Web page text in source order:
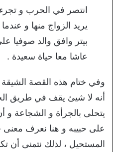
انتصر في الحرب و تجرء
يريد الزواج منها و
بيتر وافق والد صوفيا
عاشا معا حياة سعيدة .
وفي ختام هذه القصة
أنه لا شيئ يقف في طريق
يتحلى بالجرأة و الشجاعة
على حبيبه و هنا نعرف
المستحيل ، لذلك نتمنى أن